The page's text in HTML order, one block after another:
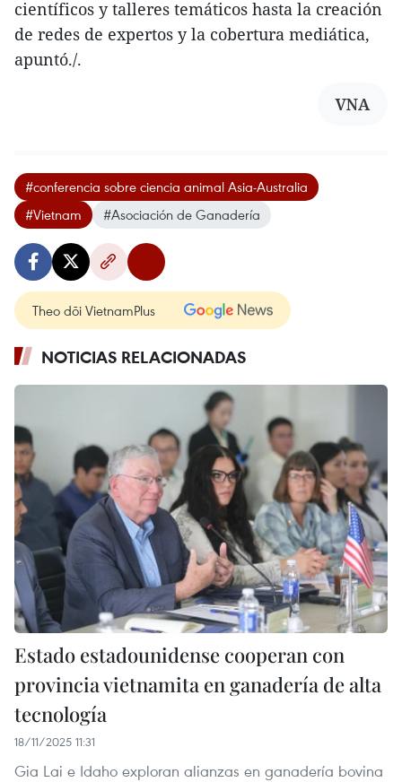
científicos y talleres temáticos hasta la creación
de redes de expertos y la cobertura mediática,
apuntó./.
VNA
#conferencia sobre ciencia animal Asia-Australia
#Vietnam
#Asociación de Ganadería
Theo dõi VietnamPlus
NOTICIAS RELACIONADAS
Estado estadounidense cooperan con
provincia vietnamita en ganadería de alta
tecnología
18/11/2025 11:31
Gia Lai e Idaho exploran alianzas en ganadería bovina